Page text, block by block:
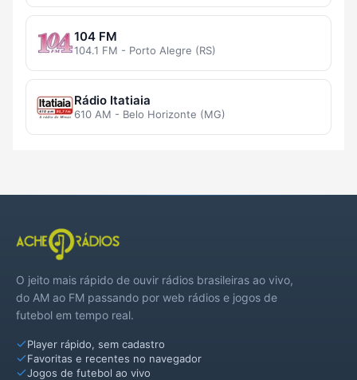
104 FM
104.1 FM - Porto Alegre (RS)
Rádio Itatiaia
610 AM - Belo Horizonte (MG)
O jeito mais rápido de ouvir rádios brasileiras ao vivo,
do AM ao FM passando por web rádios e jogos de
futebol em tempo real.
Player rápido, sem cadastro
Favoritas e recentes no navegador
Jogos de futebol ao vivo